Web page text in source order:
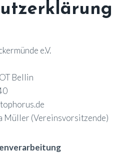
e.V.
Bellin
Müller (Vereinsvorsitzende)